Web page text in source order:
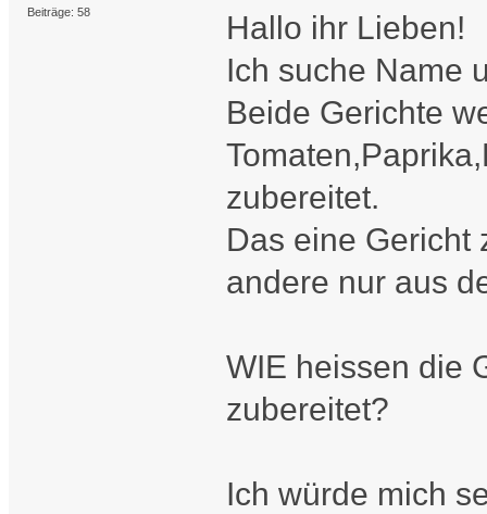
Beiträge: 58
Hallo ihr Lieben!
Ich suche Name
Beide Gerichte
zubereitet.
Das eine Gericht
andere nur aus
WIE heissen die
zubereitet?
Ich würde mich